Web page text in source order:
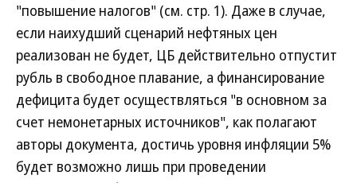
"повышение налогов" (см. стр. 1). Даже в случае,
если наихудший сценарий нефтяных цен
реализован не будет, ЦБ действительно отпустит
рубль в свободное плавание, а финансирование
дефицита будет осуществляться "в основном за
счет немонетарных источников", как полагают
авторы документа, достичь уровня инфляции 5%
будет возможно лишь при проведении